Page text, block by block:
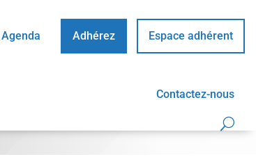
Agenda Adhérez Espace adhérent
Contactez-nous